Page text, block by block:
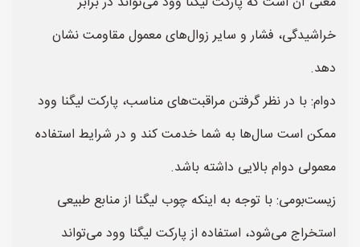
خراشیدگی، فشار و سایر زوال‌های معمول مقاومت نشان
دهد.
دوام: با در نظر گرفتن مراقبت‌های مناسب، پارکت لیگنا وود
ممکن است سال‌ها به شما خدمت کند و در شرایط استفاده
معمولی دوام بالایی داشته باشد.
زیست‌بومی: با توجه به اینکه چوب لیگنا از منابع طبیعی
استخراج می‌شود، استفاده از پارکت لیگنا وود می‌تواند